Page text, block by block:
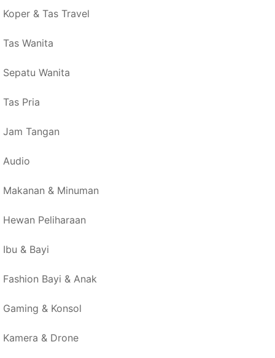
Koper & Tas Travel
Tas Wanita
Sepatu Wanita
Tas Pria
Jam Tangan
Audio
Makanan & Minuman
Hewan Peliharaan
Ibu & Bayi
Fashion Bayi & Anak
Gaming & Konsol
Kamera & Drone